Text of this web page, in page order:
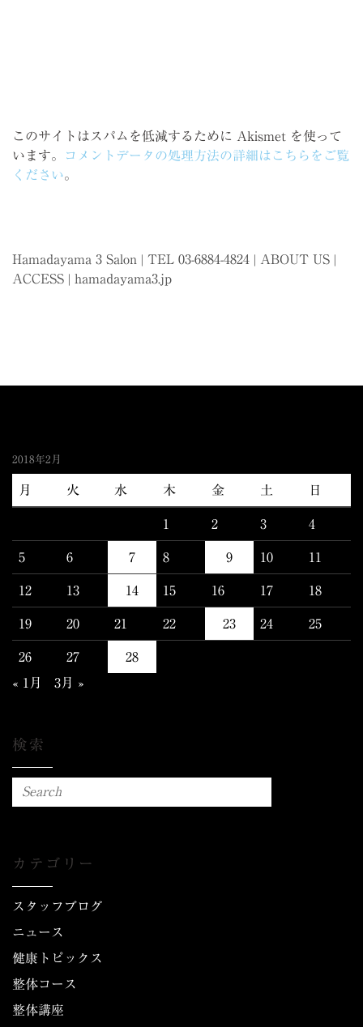
このサイトはスパムを低減するために Akismet を使って
います。
コメントデータの処理方法の詳細はこちらをご覧
ください。
Hamadayama 3 Salon | TEL 03-6884-4824 | ABOUT US |
ACCESS | hamadayama3.jp
2018年2月
月 火 水 木 金 土 日
1 2 3 4
5 6 7 8 9 10 11
12 13 14 15 16 17 18
19 20 21 22 23 24 25
26 27
28
« 1月
3月 »
検索
カテゴリー
スタッフブログ
ニュース
健康トピックス
整体コース
整体講座